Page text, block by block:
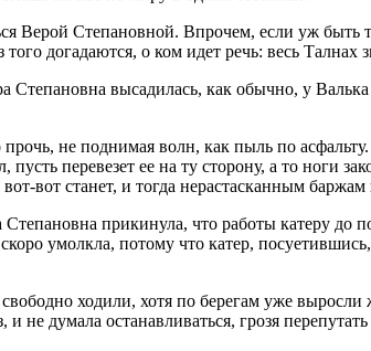
Верой Степановной. Впрочем, если уж
догадаются, о ком идет речь: весь
Степановна высадилась, как обычно, у
не поднимая волн, как пыль по
перевезет ее на ту сторону, а то ноги
вот станет, и тогда нерастасканным
прикинула, что работы катеру до
умолкла, потому что катер,
ходили, хотя по берегам уже выросли
думала останавливаться, грозя